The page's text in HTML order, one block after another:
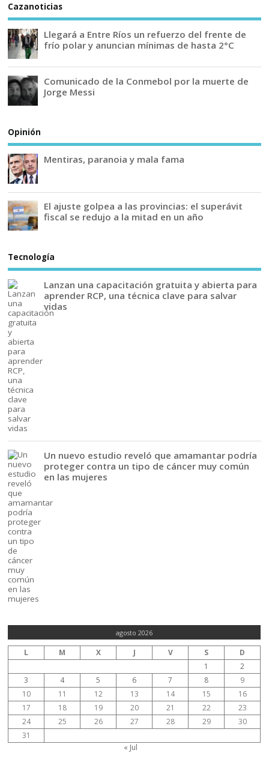
Cazanoticias
Llegará a Entre Ríos un refuerzo del frente de
frío polar y anuncian mínimas de hasta 2°C
Comunicado de la Conmebol por la muerte de
Jorge Messi
Opinión
Mentiras, paranoia y mala fama
El ajuste golpea a las provincias: el superávit
fiscal se redujo a la mitad en un año
Tecnología
Lanzan una capacitación gratuita y abierta para
aprender RCP, una técnica clave para salvar
vidas
Un nuevo estudio reveló que amamantar podría
proteger contra un tipo de cáncer muy común
en las mujeres
agosto 2026
L M X J V S
D
1
2
3
4 5 6 7 8
9
10
11 12 13 14 15
16
17
18 19 20 21 22
23
24
25 26 27 28 29
30
31
« Jul